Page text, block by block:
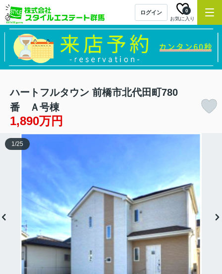
ログイン
お気に入り
0
ハートフルタウン 前橋市北代田町780
番 Ａ号棟
1,890万円
1 /25